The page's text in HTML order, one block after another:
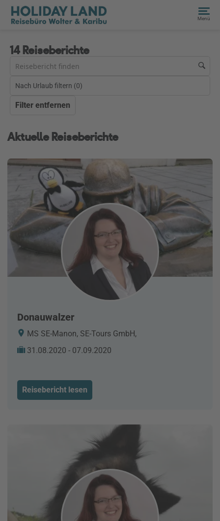
Menü
14 Reiseberichte
Nach Urlaub filtern (0)
Filter entfernen
Aktuelle Reiseberichte
Donauwalzer
MS SE-Manon, SE-Tours GmbH,
31.08.2020 - 07.09.2020
Reisebericht lesen